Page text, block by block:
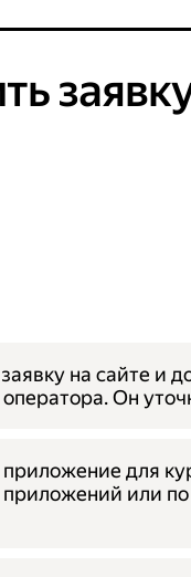
на сайте и
оператора. Он
для
или по